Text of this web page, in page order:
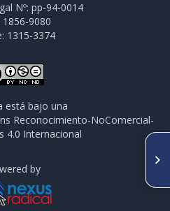
Nº: pp-94-0014
1856-9080
1315-3374
está bajo una
Reconocimiento-NoComercial-
4.0 Internacional
by